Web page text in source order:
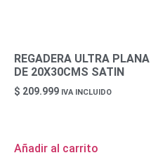
REGADERA ULTRA PLANA
DE 20X30CMS SATIN
$ 209.999 IVA INCLUIDO
Añadir al carrito